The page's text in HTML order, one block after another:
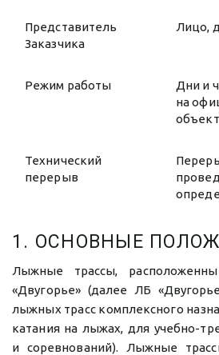
Представитель
Заказчика
Лицо,
Режим работы
Дни и
на
Технический
перерыв
1. ОСНОВНЫЕ
Лыжные трассы,
«Двугорье» (далее ЛБ
лыжных трасс комплексного
катания на лыжах, для учебно-
и соревнований). Лыжные